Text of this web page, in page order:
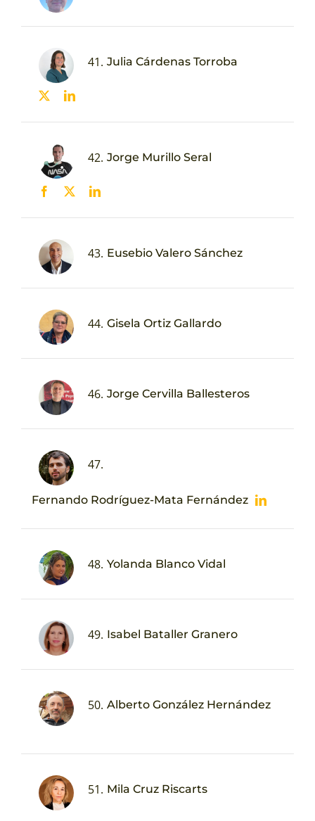
41. Julia Cárdenas Torroba
42. Jorge Murillo Seral
43. Eusebio Valero Sánchez
44. Gisela Ortiz Gallardo
46. Jorge Cervilla Ballesteros
47.
Fernando Rodríguez-Mata Fernández
48. Yolanda Blanco Vidal
49. Isabel Bataller Granero
50. Alberto González Hernández
51. Mila Cruz Riscarts